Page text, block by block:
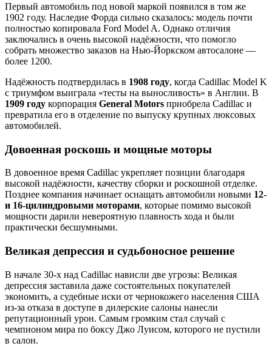
Первый автомобиль под новой маркой появился в том же
1902 году. Наследие Форда сильно сказалось: модель почти
полностью копировала Ford Model A. Однако отличия
заключались в очень высокой надёжности, что помогло
собрать множество заказов на Нью-Йоркском автосалоне —
более 1200.
Надёжность подтвердилась в 1908 году, когда Cadillac Model K
с триумфом выиграла «тесты на выносливость» в Англии. В
1909 году корпорация General Motors приобрела Cadillac и
превратила его в отделение по выпуску крупных люксовых
автомобилей.
Довоенная роскошь и мощные моторы
В довоенное время Cadillac укрепляет позиции благодаря
высокой надёжности, качеству сборки и роскошной отделке.
Позднее компания начинает оснащать автомобили новыми 12-
и 16-цилиндровыми моторами, которые помимо высокой
мощности дарили невероятную плавность хода и были
практически бесшумными.
Великая депрессия и судьбоносное решение
В начале 30-х над Cadillac нависли две угрозы: Великая
депрессия заставила даже состоятельных покупателей
экономить, а судебные иски от чернокожего населения США
из-за отказа в доступе в дилерские салоны нанесли
репутационный урон. Самым громким стал случай с
чемпионом мира по боксу Джо Луисом, которого не пустили
в салон.